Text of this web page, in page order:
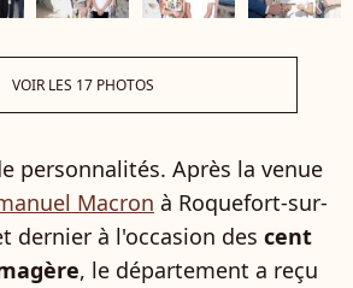
VOIR LES 17 PHOTOS
personnalités. Après la venue
Macron à Roquefort-sur-
dernier à l'occasion des cent
, le département a reçu